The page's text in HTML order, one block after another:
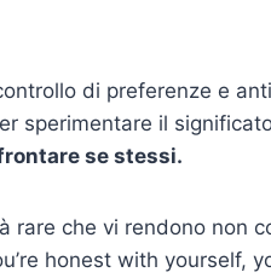
di preferenze e
sperimentare il
se stessi.
rare che vi rendono non
honest with yourself,